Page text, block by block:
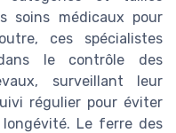
soins médicaux pour
ces spécialistes
le contrôle des
surveillant leur
régulier pour éviter
Le ferre des